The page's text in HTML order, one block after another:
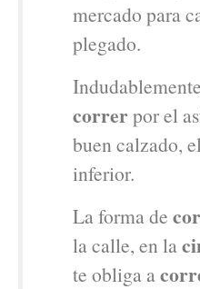
mercado para
plegado.
correrpor el
buen calzado,
inferior.
La forma de
la calle, en la
te obliga a